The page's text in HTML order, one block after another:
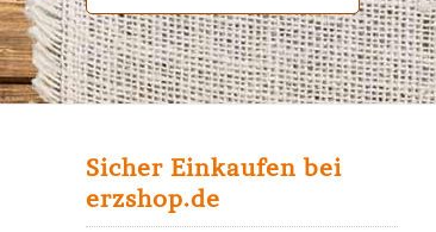
Sicher Einkaufen bei
erzshop.de